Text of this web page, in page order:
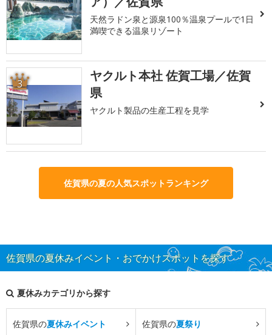
天然ラドン泉と源泉100％温泉プールで1日
満喫できる温泉リゾート
3
ヤクルト本社 佐賀工場／佐賀
県
ヤクルト製品の生産工程を見学
佐賀県の夏の人気スポットランキング
佐賀県の夏休みイベント・おでかけスポットを探す
夏休みカテゴリから探す
佐賀県の夏休みイベント 佐賀県の夏祭り